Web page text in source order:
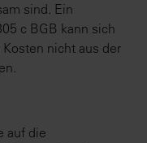
sind. Ein
c BGB kann sich
nicht aus der
auf die